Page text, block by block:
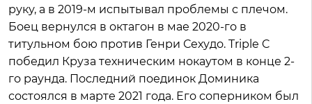
руку, а в 2019-м испытывал проблемы с плечом.
Боец вернулся в октагон в мае 2020-го в
титульном бою против Генри Сехудо. Triple C
победил Круза техническим нокаутом в конце 2-
го раунда. Последний поединок Доминика
состоялся в марте 2021 года. Его соперником был